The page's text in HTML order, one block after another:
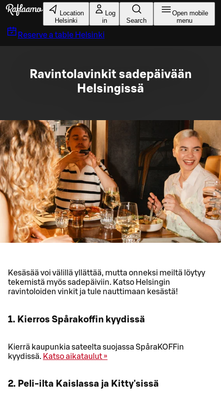
Skip to main content
Location
Helsinki
Log
in
Search
Open mobile
menu
Reserve a table Helsinki
Ravintolavinkit sadepäivään
Helsingissä
Kesäsää voi välillä yllättää, mutta onneksi meiltä löytyy
tekemistä myös sadepäiviin. Katso Helsingin
ravintoloiden vinkit ja tule nauttimaan kesästä!
1. Kierros Spårakoffin kyydissä
Kierrä kaupunkia sateelta suojassa SpåraKOFFin
kyydissä. Katso aikataulut »
2. Peli-ilta Kaislassa ja Kitty'sissä